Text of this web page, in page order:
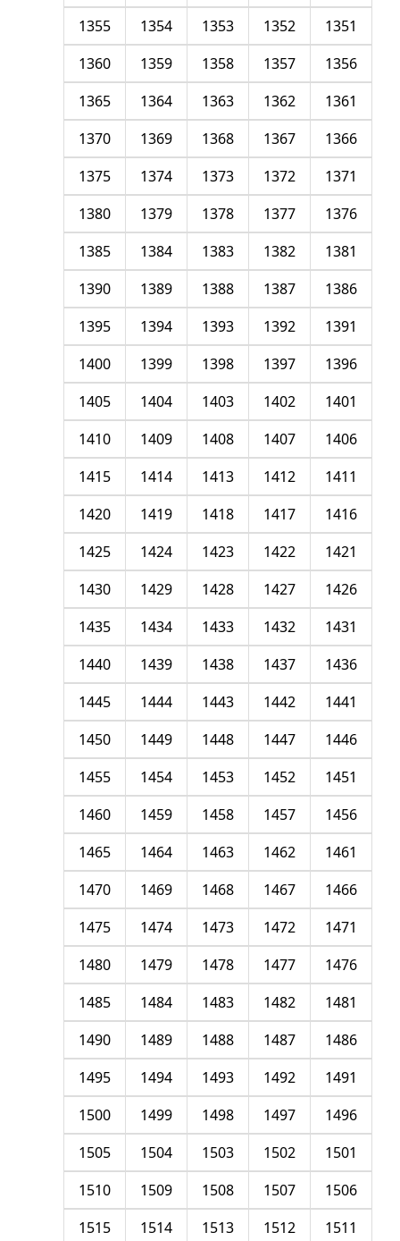
1351
1352
1353
1354
1355
1356
1357
1358
1359
1360
1361
1362
1363
1364
1365
1366
1367
1368
1369
1370
1371
1372
1373
1374
1375
1376
1377
1378
1379
1380
1381
1382
1383
1384
1385
1386
1387
1388
1389
1390
1391
1392
1393
1394
1395
1396
1397
1398
1399
1400
1401
1402
1403
1404
1405
1406
1407
1408
1409
1410
1411
1412
1413
1414
1415
1416
1417
1418
1419
1420
1421
1422
1423
1424
1425
1426
1427
1428
1429
1430
1431
1432
1433
1434
1435
1436
1437
1438
1439
1440
1441
1442
1443
1444
1445
1446
1447
1448
1449
1450
1451
1452
1453
1454
1455
1456
1457
1458
1459
1460
1461
1462
1463
1464
1465
1466
1467
1468
1469
1470
1471
1472
1473
1474
1475
1476
1477
1478
1479
1480
1481
1482
1483
1484
1485
1486
1487
1488
1489
1490
1491
1492
1493
1494
1495
1496
1497
1498
1499
1500
1501
1502
1503
1504
1505
1506
1507
1508
1509
1510
1511
1512
1513
1514
1515